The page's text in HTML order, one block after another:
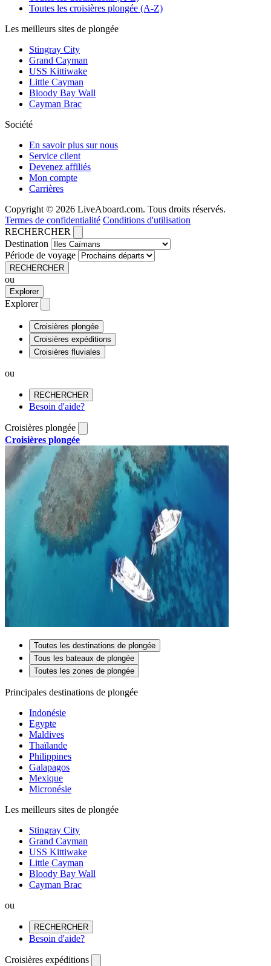
Toutes les croisières plongée (A-Z)
Les meilleurs sites de plongée
Stingray City
Grand Cayman
USS Kittiwake
Little Cayman
Bloody Bay Wall
Cayman Brac
Société
En savoir plus sur nous
Service client
Devenez affiliés
Mon compte
Carrières
Copyright © 2026 LiveAboard.com. Tous droits réservés.
Termes de confidentialité Conditions d'utilisation
RECHERCHER
Destination
Période de voyage
RECHERCHER
ou
Explorer
Explorer
Croisières plongée
Croisières expéditions
Croisières fluviales
ou
RECHERCHER
Besoin d'aide?
Croisières plongée
Croisières plongée
Toutes les destinations de plongée
Tous les bateaux de plongée
Toutes les zones de plongée
Principales destinations de plongée
Indonésie
Egypte
Maldives
Thaïlande
Philippines
Galapagos
Mexique
Micronésie
Les meilleurs sites de plongée
Stingray City
Grand Cayman
USS Kittiwake
Little Cayman
Bloody Bay Wall
Cayman Brac
ou
RECHERCHER
Besoin d'aide?
Croisières expéditions